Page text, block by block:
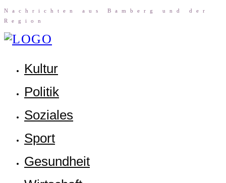
Nach­rich­ten aus Bam­berg und der
Region
Kul­tur
Poli­tik
Sozia­les
Sport
Gesund­heit